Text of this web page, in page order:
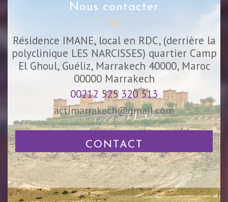
nous contacter
Résidence IMANE, local en RDC, (derrière la
polyclinique LES NARCISSES) quartier Camp
El Ghoul, Guéliz, Marrakech 40000, Maroc
00000 Marrakech
00212 525 320 513
actimarrakech@gmail.com
CONTACT